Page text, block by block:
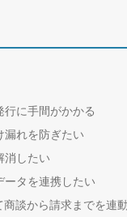
行に手間がかかる
れを防ぎたい
消したい
タを連携したい
談から請求までを連動